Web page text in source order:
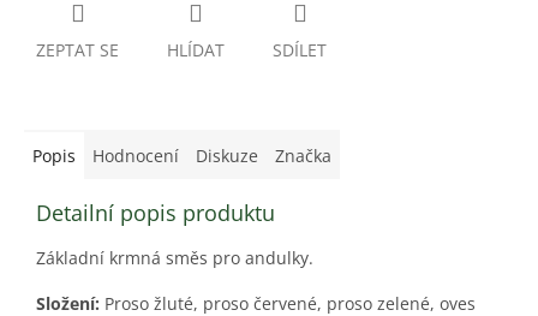
ZEPTAT SE HLÍDAT SDÍLET
Popis Hodnocení Diskuze Značka
Detailní popis produktu
Základní krmná směs pro andulky.
Složení: Proso žluté, proso červené, proso zelené, oves